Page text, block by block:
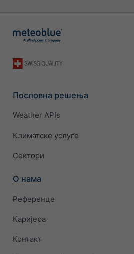
Пословна решења
Weather APIs
Климатске услуге
Сектори
О нама
Референце
Каријера
Контакт